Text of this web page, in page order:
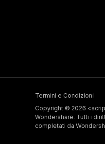
Termini e Condizioni
Copyright © 2026
Wondershare. Tutti i
completati da